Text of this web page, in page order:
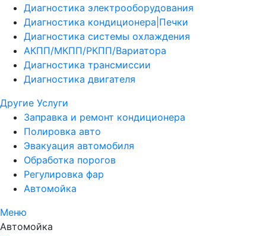
Диагностика электрооборудования
Диагностика кондиционера|Печки
Диагностика системы охлаждения
АКПП/МКПП/РКПП/Вариатора
Диагностика трансмиссии
Диагностика двигателя
Другие Услуги
Заправка и ремонт кондиционера
Полировка авто
Эвакуация автомобиля
Обработка порогов
Регулировка фар
Автомойка
Меню
Автомойка